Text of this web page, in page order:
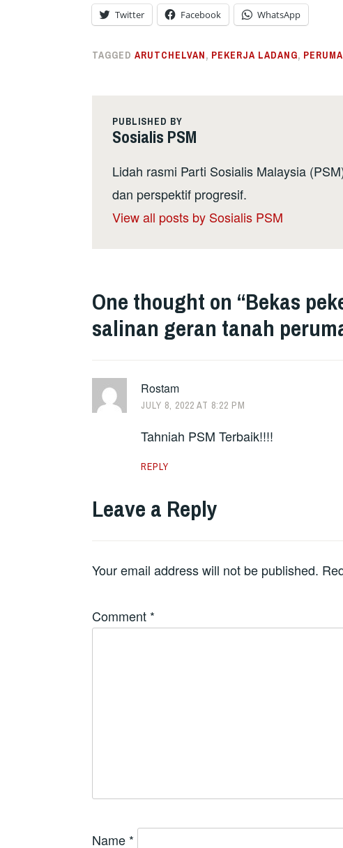
Twitter Facebook WhatsApp
TAGGED ARUTCHELVAN, PEKERJA LADANG,
PUBLISHED BY
Sosialis PSM
Lidah rasmi Parti Sosialis Malaysia
dan perspektif progresif.
View all posts by Sosialis PSM
One thought on “Bekas
salinan geran tanah
Rostam
JULY 8, 2022 AT 8:22 PM
Tahniah PSM Terbaik!!!!
REPLY
Leave a Reply
Your email address will not be published.
Comment *
Name *